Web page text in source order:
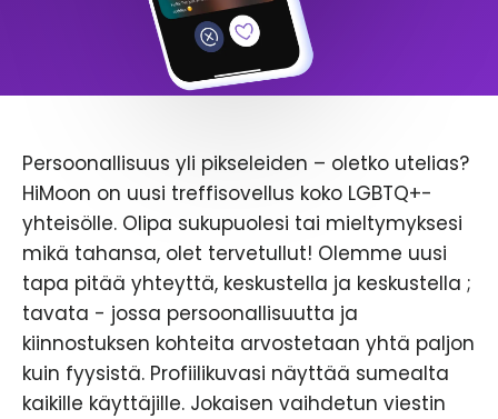
Persoonallisuus yli pikseleiden – oletko utelias?
HiMoon on uusi treffisovellus koko LGBTQ+-
yhteisölle. Olipa sukupuolesi tai mieltymyksesi
mikä tahansa, olet tervetullut! Olemme uusi
tapa pitää yhteyttä, keskustella ja keskustella ;
tavata - jossa persoonallisuutta ja
kiinnostuksen kohteita arvostetaan yhtä paljon
kuin fyysistä. Profiilikuvasi näyttää sumealta
kaikille käyttäjille. Jokaisen vaihdetun viestin